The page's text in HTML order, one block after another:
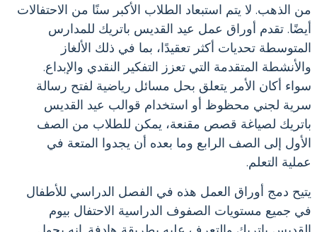
من الذهب. لا يتم استبعاد الطلاب الأكبر سنًا من الاحتفالات
أيضًا. تقدم أوراق عمل عيد القديس باتريك للمدارس
المتوسطة تحديات أكثر تعقيدًا، بما في ذلك الألغاز
والأنشطة المتقدمة التي تعزز التفكير النقدي والإبداع.
سواء أكان الأمر يتعلق بحل مسائل رياضية لفتح رسالة
سرية لجني محظوظ أو استخدام قوالب عيد القديس
باتريك لصياغة قصص مقنعة، يمكن للطلاب من الصف
الأول إلى الصف الرابع وما بعده أن يجدوا المتعة في
عملية التعلم.
يتيح دمج أوراق العمل هذه في الفصل الدراسي للأطفال
في جميع مستويات الصفوف الدراسية الاحتفال بيوم